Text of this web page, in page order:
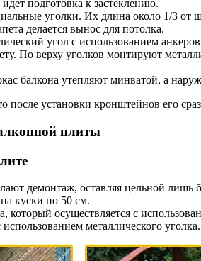
подготовка к застеклению.
уголки. Их длина около 1/3 от
делается вынос для потолка.
угол с использованием
По верху уголков монтируют
балкона утепляют минватой, а
после установки кронштейнов его
плиты
демонтаж, оставляя цельной лишь
куски по 50 см.
который осуществляется с
металлического уголка.